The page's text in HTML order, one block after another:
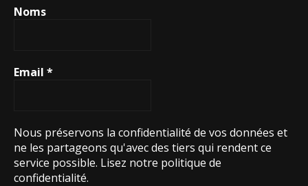
Noms
Email *
Nous préservons la confidentialité de vos données et
ne les partageons qu'avec des tiers qui rendent ce
service possible. Lisez notre politique de
confidentialité.